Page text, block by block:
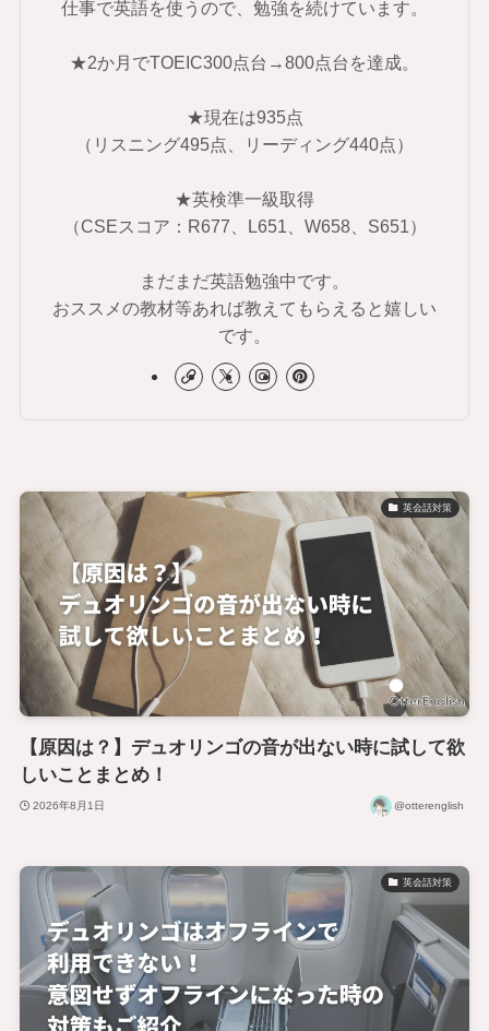
仕事で英語を使うので、勉強を続けています。
★2か月でTOEIC300点台→800点台を達成。
★現在は935点
（リスニング495点、リーディング440点）
★英検準一級取得
（CSEスコア：R677、L651、W658、S651）
まだまだ英語勉強中です。
おススメの教材等あれば教えてもらえると嬉しい
です。
英会話対策
【原因は？】デュオリンゴの音が出ない時に試して欲
しいことまとめ！
2026年8月1日 @otterenglish
英会話対策